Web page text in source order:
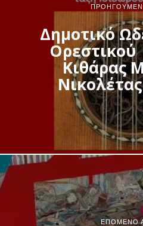
Δημοτικό
Ορεστικού
Κιθάρας
ΕΠΌΜΕΝΟ